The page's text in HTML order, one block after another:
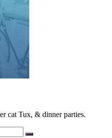
cat Tux, & dinner parties.